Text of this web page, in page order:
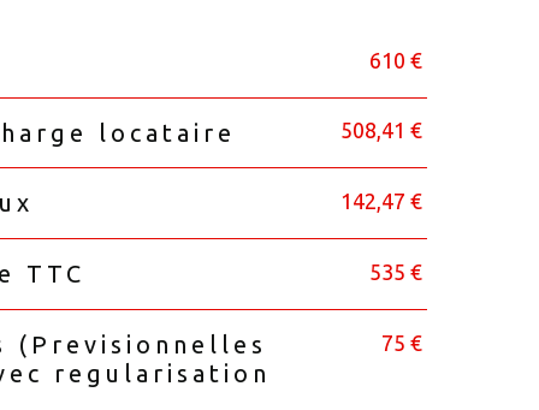
610 €
locataire 508,41 €
142,47 €
TTC 535 €
(Previsionnelles
regularisation
75 €